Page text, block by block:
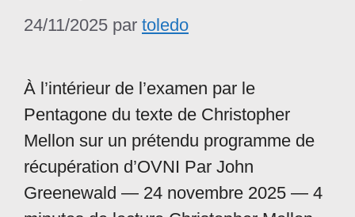
24/11/2025 par toledo
À l’intérieur de l’examen par le
Pentagone du texte de Christopher
Mellon sur un prétendu programme de
récupération d’OVNI Par John
Greenewald — 24 novembre 2025 — 4